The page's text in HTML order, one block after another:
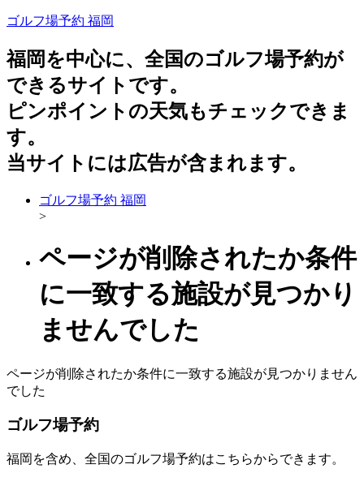
ゴルフ場予約 福岡
福岡を中心に、全国のゴルフ場予約が
できるサイトです。
ピンポイントの天気もチェックできま
す。
当サイトには広告が含まれます。
ゴルフ場予約 福岡
>
ページが削除されたか条件
に一致する施設が見つかり
ませんでした
ページが削除されたか条件に一致する施設が見つかりません
でした
ゴルフ場予約
福岡を含め、全国のゴルフ場予約はこちらからできます。